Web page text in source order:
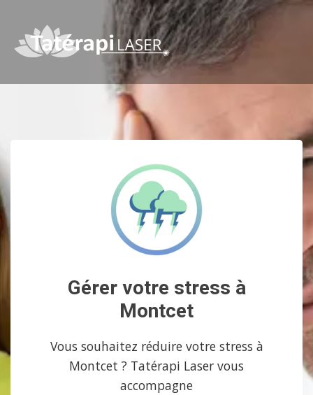
Gérer votre stress à
Montcet
Vous souhaitez réduire votre stress à
Montcet ? Tatérapi Laser vous
accompagne